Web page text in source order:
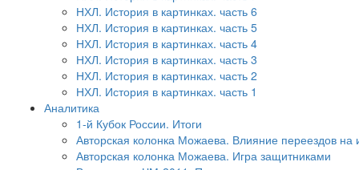
НХЛ. История в картинках. часть 6
НХЛ. История в картинках. часть 5
НХЛ. История в картинках. часть 4
НХЛ. История в картинках. часть 3
НХЛ. История в картинках. часть 2
НХЛ. История в картинках. часть 1
Аналитика
1-й Кубок России. Итоги
Авторская колонка Можаева. Влияние переездов на
Авторская колонка Можаева. Игра защитниками